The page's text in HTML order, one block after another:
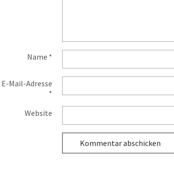
Name *
E-Mail-Adresse
*
Website